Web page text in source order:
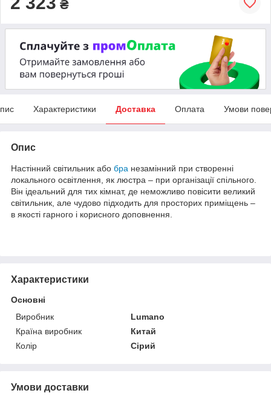
₴
Характеристики Доставка Оплата Умови
Опис
Настінний світильник або бра незамінний при створенні
локального освітлення, як люстра – при організації спільного.
Він ідеальний для тих кімнат, де неможливо повісити великий
світильник, але чудово підходить для просторих приміщень –
в якості гарного і корисного доповнення.
Характеристики
Основні
Виробник
Lumano
Країна виробник
Китай
Колір
Сірий
Умови доставки